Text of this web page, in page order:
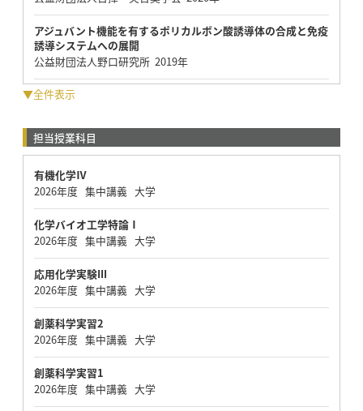
アジュバント機能を有するポリカルボン酸誘導体の合成と免疫
誘導システムへの展開
公益財団法人野口研究所 2019年
▼全件表示
担当授業科目
有機化学Ⅳ
2026年度 集中講義 大学
化学バイオ工学特論Ⅰ
2026年度 集中講義 大学
応用化学実験III
2026年度 集中講義 大学
創薬科学実習2
2026年度 集中講義 大学
創薬科学実習1
2026年度 集中講義 大学